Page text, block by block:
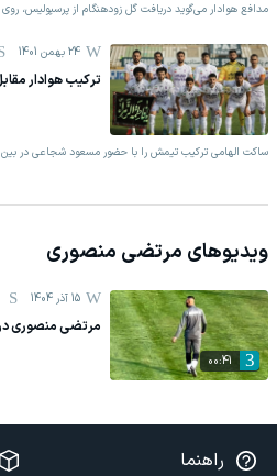
مدافع هوادار می‌گوید دریافت گل زودهنگام از پرسپولیس،
24 بهمن 1401
ترکیب هوادار
ساکت الهامی ترکیب تیمش را با حضور مسعود شجاعی در بین
ویدیوهای مرتضی منصوری
00:41
15 آذر 1404
مرتضی منصوری
راهنما